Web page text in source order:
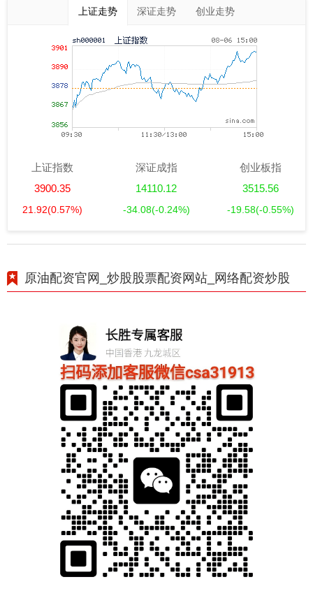
上证走势 深证走势 创业走势
上证指数
3900.35
21.92(0.57%)
深证成指
14110.12
-34.08(-0.24%)
创业板指
3515.56
-19.58(-0.55%)
原油配资官网_炒股股票配资网站_网络配资炒股